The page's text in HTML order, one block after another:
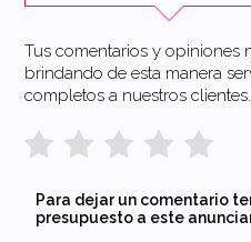
Tus comentarios y opiniones
brindando de esta manera
completos a nuestros clientes.
Para dejar un comentario
presupuesto a este